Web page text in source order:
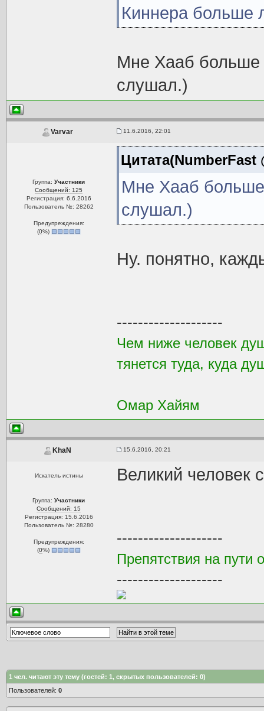
Киннера больше
Мне Хааб больше
слушал.)
Varvar 11.6.2016, 22:01
Группа:Участники
Сообщений: 125
Регистрация: 6.6.2016
Пользователь №: 28262
Предупреждения:
(0%)
Цитата(NumberFast
Мне Хааб
слушал.)
Ну. понятно,
--------------------
Чем ниже человек
тянется туда, куда
Омар Хайям
KhaN 15.6.2016, 20:21
Искатель истины
Группа:Участники
Сообщений: 15
Регистрация: 15.6.2016
Пользователь №: 28280
Предупреждения:
(0%)
Великий человек
--------------------
Препятствия на пути
--------------------
1 чел. читают эту тему (гостей: 1, скрытых пользователей: 0)
Пользователей: 0